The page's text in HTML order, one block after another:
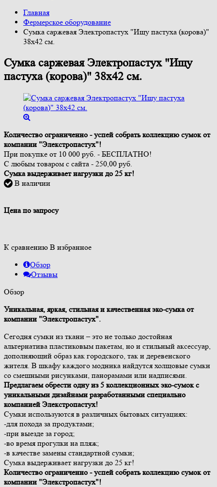
Главная
Фермерское оборудование
Сумка саржевая Электропастух "Ищу пастуха (корова)"
38х42 см.
Сумка саржевая Электропастух "Ищу
пастуха (корова)" 38х42 см.
Количество ограниченно - успей собрать коллекцию сумок от
компании "Элекстропастух"!
При покупке от 10 000 руб. - БЕСПЛАТНО!
С любым товаром с сайта - 250,00 руб.
Сумка выдерживает нагрузки до 25 кг!
В наличии
Цена по запросу
К сравнению В избранное
Обзор
Отзывы
Обзор
Уникальная, яркая, стильная и качественная эко-сумка от
компании "Элекстропастух".
Сегодня сумки из ткани – это не только достойная
альтернатива пластиковым пакетам, но и стильный аксессуар,
дополняющий образ как городского, так и деревенского
жителя. В шкафу каждого модника найдутся холщовые сумки
со смешными рисунками, панорамами или надписями.
Предлагаем обрести одну из 5 коллекционных эко-сумок с
уникальными дизайнами разработанными специально
компанией Элекстропастух!
Сумки используются в различных бытовых ситуациях:
-для похода за продуктами;
-при выезде за город;
-во время прогулки на пляж;
-в качестве замены стандартной сумки;
Сумка выдерживает нагрузки до 25 кг!
Количество ограниченно - успей собрать коллекцию сумок от
компании "Элекстропастух"!